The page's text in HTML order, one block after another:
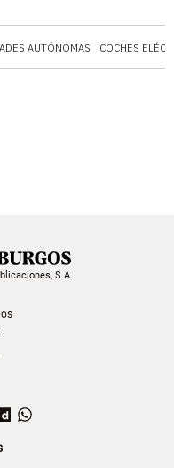
AUTÓNOMAS COCHES
S.A.
Dailymotion